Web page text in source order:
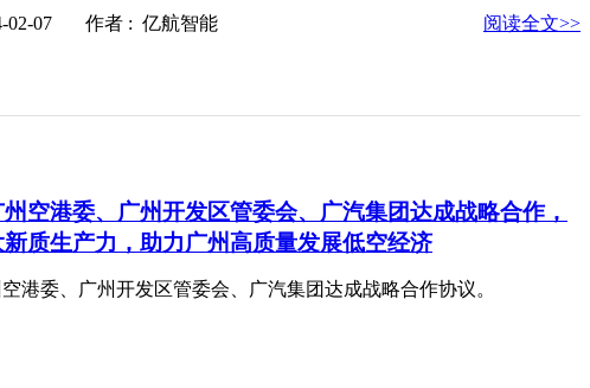
02-07 作者 : 亿航智能 阅读全文>>
空港委、广州开发区管委会、广汽集团达成战略合作，
质生产力，助力广州高质量发展低空经济
港委、广州开发区管委会、广汽集团达成战略合作协议。